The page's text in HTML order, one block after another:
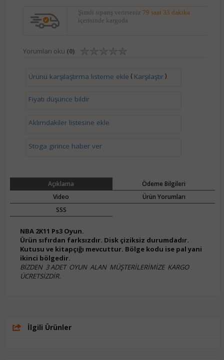
Şimdi sipariş verirseniz 79 saat 33 dakika
içerisinde kargoda.
Yorumları oku (0)
Ürünü karşılaştırma listeme ekle ( Karşılaştır)
Fiyatı düşünce bildir
Aklımdakiler listesine ekle
Stoga girince haber ver
Açıklama
Ödeme Bilgileri
Video
Ürün Yorumları
SSS
NBA 2K11 Ps3 Oyun.
Ürün sıfırdan farksızdır. Disk çiziksiz durumdadır.
Kutusu ve kitapçığı mevcuttur. Bölge kodu ise pal yani
ikinci bölgedir.
BİZDEN 3 ADET OYUN ALAN MÜŞTERİLERİMİZE KARGO
ÜCRETSİZDİR.
İlgili Ürünler